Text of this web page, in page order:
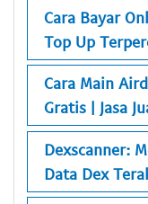
Cara Bayar
Top Up
Cara Main
Gratis | Jasa
Dexscanner:
Data Dex